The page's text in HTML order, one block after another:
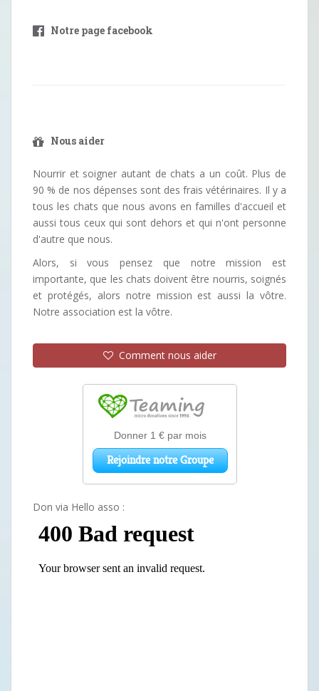
Notre page facebook
Nous aider
Nourrir et soigner autant de chats a un coût. Plus de
90 % de nos dépenses sont des frais vétérinaires. Il y a
tous les chats que nous avons en familles d'accueil et
aussi tous ceux qui sont dehors et qui n'ont personne
d'autre que nous.
Alors, si vous pensez que notre mission est
importante, que les chats doivent être nourris, soignés
et protégés, alors notre mission est aussi la vôtre.
Notre association est la vôtre.
Comment nous aider
Don via Hello asso :